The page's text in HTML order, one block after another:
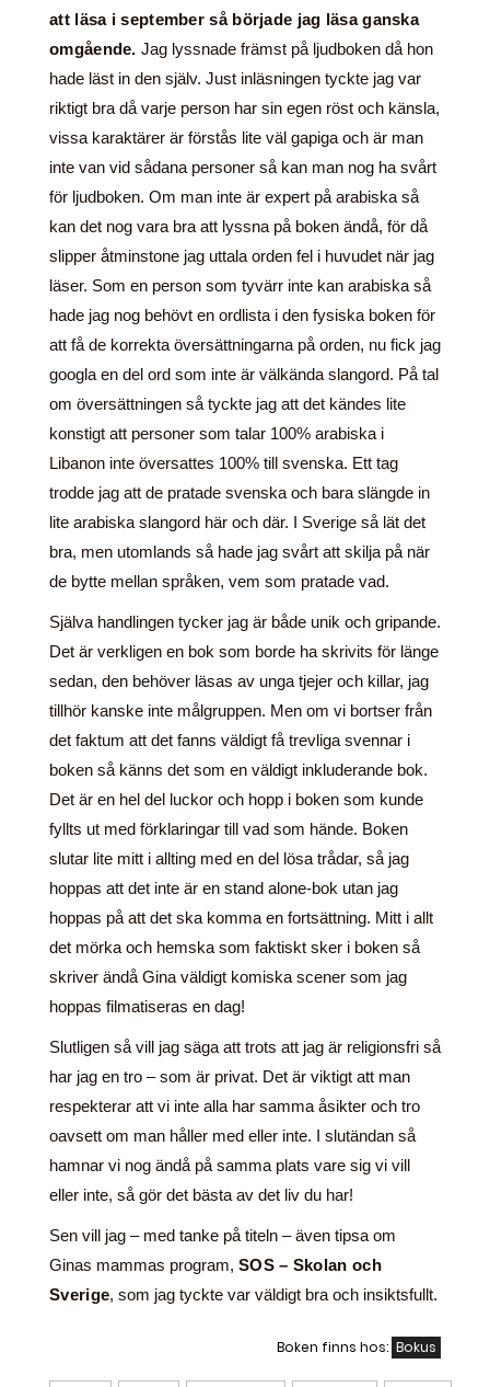
att läsa i september så började jag läsa ganska
omgående. Jag lyssnade främst på ljudboken då hon
hade läst in den själv. Just inläsningen tyckte jag var
riktigt bra då varje person har sin egen röst och känsla,
vissa karaktärer är förstås lite väl gapiga och är man
inte van vid sådana personer så kan man nog ha svårt
för ljudboken. Om man inte är expert på arabiska så
kan det nog vara bra att lyssna på boken ändå, för då
slipper åtminstone jag uttala orden fel i huvudet när jag
läser. Som en person som tyvärr inte kan arabiska så
hade jag nog behövt en ordlista i den fysiska boken för
att få de korrekta översättningarna på orden, nu fick jag
googla en del ord som inte är välkända slangord. På tal
om översättningen så tyckte jag att det kändes lite
konstigt att personer som talar 100% arabiska i
Libanon inte översattes 100% till svenska. Ett tag
trodde jag att de pratade svenska och bara slängde in
lite arabiska slangord här och där. I Sverige så lät det
bra, men utomlands så hade jag svårt att skilja på när
de bytte mellan språken, vem som pratade vad.
Själva handlingen tycker jag är både unik och gripande.
Det är verkligen en bok som borde ha skrivits för länge
sedan, den behöver läsas av unga tjejer och killar, jag
tillhör kanske inte målgruppen. Men om vi bortser från
det faktum att det fanns väldigt få trevliga svennar i
boken så känns det som en väldigt inkluderande bok.
Det är en hel del luckor och hopp i boken som kunde
fyllts ut med förklaringar till vad som hände. Boken
slutar lite mitt i allting med en del lösa trådar, så jag
hoppas att det inte är en stand alone-bok utan jag
hoppas på att det ska komma en fortsättning. Mitt i allt
det mörka och hemska som faktiskt sker i boken så
skriver ändå Gina väldigt komiska scener som jag
hoppas filmatiseras en dag!
Slutligen så vill jag säga att trots att jag är religionsfri så
har jag en tro – som är privat. Det är viktigt att man
respekterar att vi inte alla har samma åsikter och tro
oavsett om man håller med eller inte. I slutändan så
hamnar vi nog ändå på samma plats vare sig vi vill
eller inte, så gör det bästa av det liv du har!
Sen vill jag – med tanke på titeln – även tipsa om
Ginas mammas program, SOS – Skolan och
Sverige, som jag tyckte var väldigt bra och insiktsfullt.
Boken finns hos: Bokus